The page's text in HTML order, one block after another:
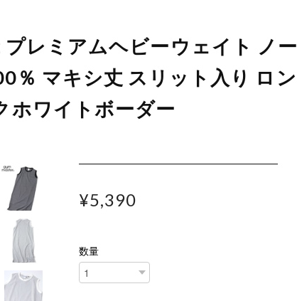
レミアムヘビーウェイト ノー
％ マキシ丈 スリット入り ロン
ホワイトボーダー
¥5,390
数量